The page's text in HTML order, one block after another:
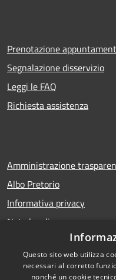
Prenotazione
Segnalazione disservizio
Leggi le FAQ
Richiesta assistenza
Amministrazione
Albo Pretorio
Informativa privacy
Note legali
Dichiarazione di
Questo sito web utilizza
necessari al corretto
nonché un cookie